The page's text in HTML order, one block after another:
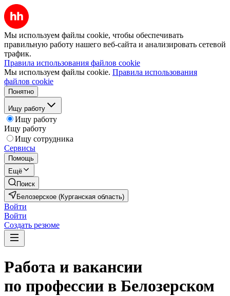
Мы используем файлы cookie, чтобы обеспечивать
правильную работу нашего веб-сайта и анализировать сетевой
трафик.
Правила использования файлов cookie
Мы используем файлы cookie. Правила использования
файлов cookie
Понятно
Ищу работу
Ищу работу
Ищу работу
Ищу сотрудника
Сервисы
Помощь
Ещё
Поиск
Белозерское (Курганская область)
Войти
Войти
Создать резюме
Работа и вакансии
по профессии в Белозерском